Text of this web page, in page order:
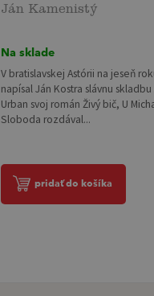
Ján Kamenistý
Na sklade
V bratislavskej Astórii na jeseň
napísal Ján Kostra slávnu skladbu
Urban svoj román Živý bič, U
Sloboda rozdával...
pridať do košíka